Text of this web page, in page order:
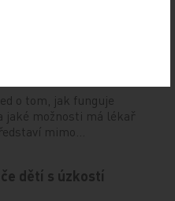
o tom, jak funguje
jaké možnosti má lékař
mimo…
dětí s úzkostí